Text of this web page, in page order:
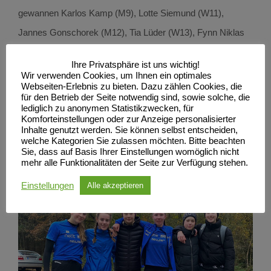
gewannen Karlos Kamp (M9), Lotte Siemund (W11),
Jannes Gonschorek (M12), Tia Lüder (W13), Fynn Niklas
Scheffler (MU20). Bronzemedaillen gingen an Elisa
Lehmann (W9), Tyler Nehring (M13) und Mia Stickel (W14).
Nächster Höhepunkt ist am kommenden Wochenende der
erste Kadertest für die Saison 2022 und der Eignungstest
für die Aufnahme an das Sportgymnasium 2022.
Ergebnisse Laage
Ihre Privatsphäre ist uns wichtig!
Wir verwenden Cookies, um Ihnen ein optimales
Webseiten-Erlebnis zu bieten. Dazu zählen Cookies, die
für den Betrieb der Seite notwendig sind, sowie solche, die
lediglich zu anonymen Statistikzwecken, für
Komforteinstellungen oder zur Anzeige personalisierter
Inhalte genutzt werden. Sie können selbst entscheiden,
welche Kategorien Sie zulassen möchten. Bitte beachten
Sie, dass auf Basis Ihrer Einstellungen womöglich nicht
mehr alle Funktionalitäten der Seite zur Verfügung stehen.
Einstellungen Alle akzeptieren